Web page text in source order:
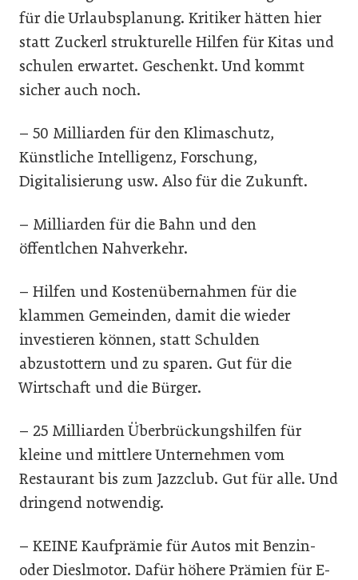
für die Urlaubsplanung. Kritiker hätten hier
statt Zuckerl strukturelle Hilfen für Kitas und
schulen erwartet. Geschenkt. Und kommt
sicher auch noch.
– 50 Milliarden für den Klimaschutz,
Künstliche Intelligenz, Forschung,
Digitalisierung usw. Also für die Zukunft.
– Milliarden für die Bahn und den
öffentlchen Nahverkehr.
– Hilfen und Kostenübernahmen für die
klammen Gemeinden, damit die wieder
investieren können, statt Schulden
abzustottern und zu sparen. Gut für die
Wirtschaft und die Bürger.
– 25 Milliarden Überbrückungshilfen für
kleine und mittlere Unternehmen vom
Restaurant bis zum Jazzclub. Gut für alle. Und
dringend notwendig.
– KEINE Kaufprämie für Autos mit Benzin-
oder Dieslmotor. Dafür höhere Prämien für E-